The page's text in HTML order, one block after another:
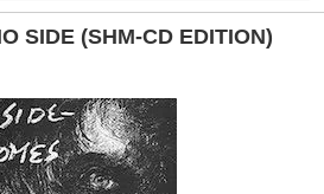
SIDE (SHM-CD EDITION)